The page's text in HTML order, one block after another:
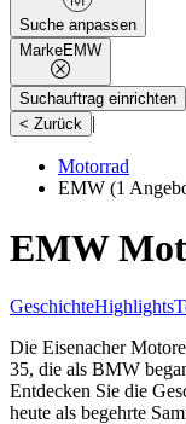
Suche anpassen
MarkeEMW
Suchauftrag einrichten
< Zurück |
Motorrad
EMW (1
EMW
GeschichteHighlights
Die Eisenacher
35, die als BMW
Entdecken Sie die
heute als begehrte